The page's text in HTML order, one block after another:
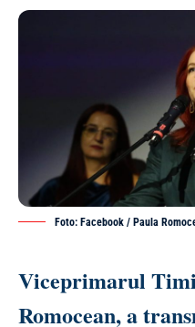
Foto: Facebook / Paula
Viceprimarul
Romocean, a